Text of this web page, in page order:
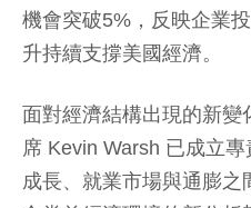
機會突破5%，反映企業
升持續支撐美國經濟。
面對經濟結構出現的新變
席 Kevin Warsh 已成立
成長、就業市場與通膨之